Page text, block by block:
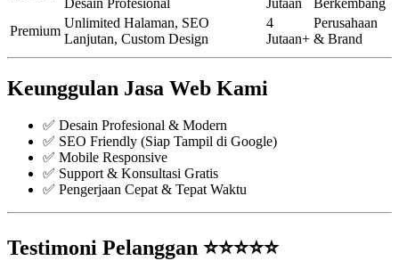
Premium
Unlimited Halaman, SEO
Lanjutan, Custom Design
4
Jutaan+
Perusahaan
& Brand
Keunggulan Jasa Web Kami
✅ Desain Profesional & Modern
✅ SEO Friendly (Siap Tampil di Google)
✅ Mobile Responsive
✅ Support & Konsultasi Gratis
✅ Pengerjaan Cepat & Tepat Waktu
Testimoni Pelanggan ⭐⭐⭐⭐⭐